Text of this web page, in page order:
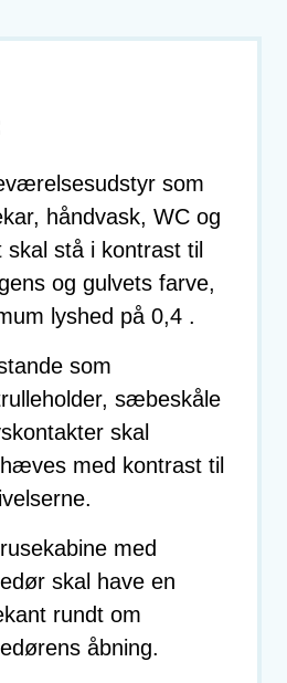
som
håndvask, WC og
skal stå i kontrast til
og gulvets farve,
lyshed på 0,4 .
som
sæbeskåle
skal
med kontrast til
med
skal have en
rundt om
åbning.